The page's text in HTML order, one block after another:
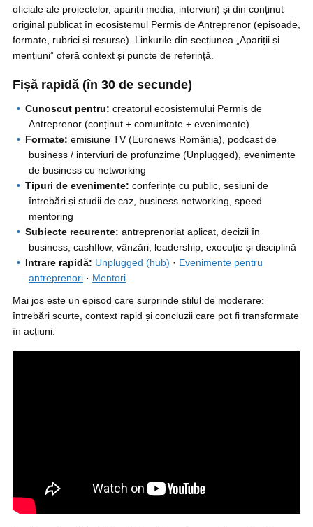
oficiale ale proiectelor, apariții media, interviuri) și din conținut
original publicat în ecosistemul Permis de Antreprenor (episoade,
formate, rubrici și resurse). Linkurile din secțiunea „Apariții și
mențiuni” oferă context și puncte de referință.
Fișă rapidă (în 30 de secunde)
Cunoscut pentru: creatorul ecosistemului Permis de
Antreprenor (conținut + comunitate + evenimente)
Formate: emisiune TV (Euronews România), podcast de
business / interviuri de profunzime (Unplugged), evenimente
de business cu networking
Tipuri de evenimente: conferințe cu public, sesiuni de
întrebări și studii de caz, business networking, speed
mentoring
Subiecte recurente: antreprenoriat aplicat, decizii în
business, cashflow, vânzări, leadership, execuție și disciplină
Intrare rapidă: Unplugged (hub) · Evenimente pentru
antreprenori · Mentori
Mai jos este un episod care surprinde stilul de moderare:
întrebări scurte, context rapid și concluzii care pot fi transformate
în acțiuni.